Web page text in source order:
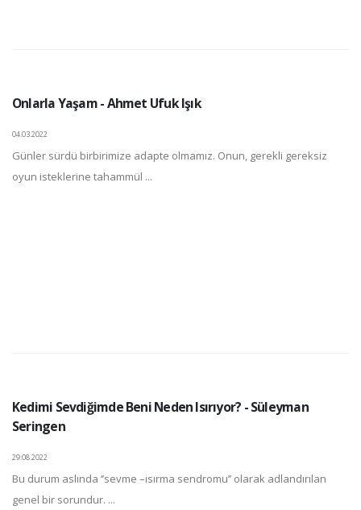
Onlarla Yaşam - Ahmet Ufuk Işık
04.03.2022
Günler sürdü birbirimize adapte olmamız. Onun, gerekli gereksiz
oyun isteklerine tahammül ...
Kedimi Sevdiğimde Beni Neden Isırıyor? - Süleyman
Seringen
29.08.2022
Bu durum aslında ‘’sevme –ısırma sendromu’’ olarak adlandırılan
genel bir sorundur. ...